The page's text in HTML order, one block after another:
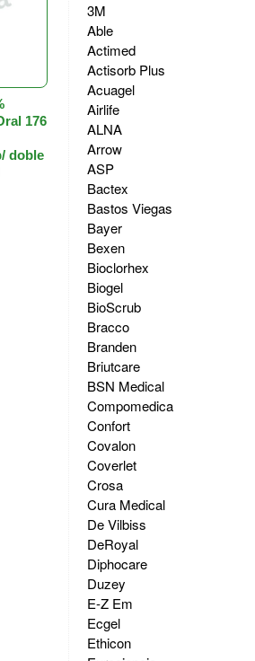
176
doble
3M
Able
Actimed
Actisorb Plus
Acuagel
Airlife
ALNA
Arrow
ASP
Bactex
Bastos Viegas
Bayer
Bexen
Bioclorhex
Biogel
BioScrub
Bracco
Branden
Briutcare
BSN Medical
Compomedica
Confort
Covalon
Coverlet
Crosa
Cura Medical
De Vilbiss
DeRoyal
Diphocare
Duzey
E-Z Em
Ecgel
Ethicon